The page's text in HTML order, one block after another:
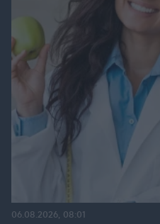
06.08.2026, 08:01